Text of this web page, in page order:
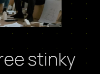
stinky